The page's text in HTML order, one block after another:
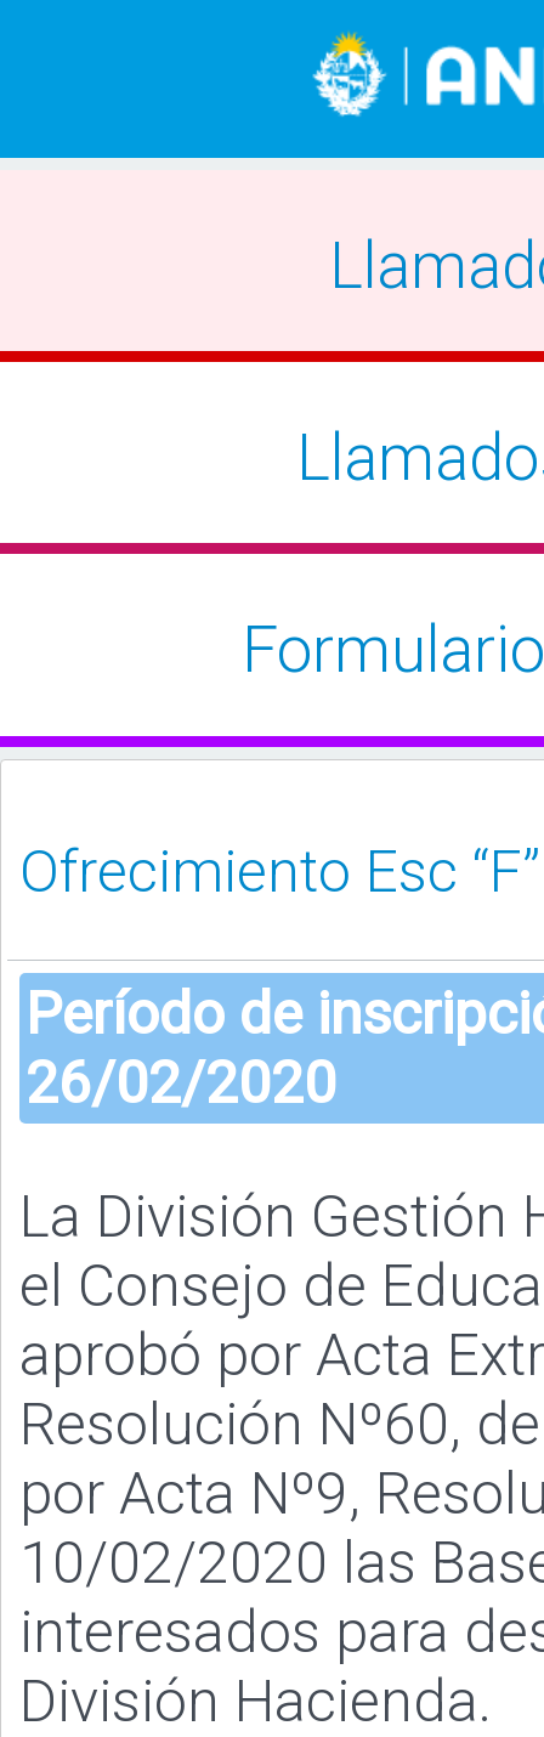
Período de
26/02/2020
La División Gestión
el Consejo de
aprobó por Acta
Resolución Nº60,
por Acta Nº9,
10/02/2020 las
interesados para
División Hacienda.